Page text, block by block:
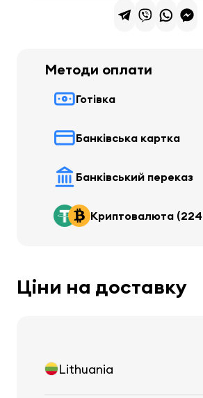
Методи оплати
Готівка
Банківська картка
Банківський переказ
Криптовалюта
Ціни на доставку
Lithuania